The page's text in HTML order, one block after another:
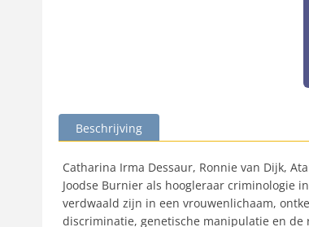
Beschrijving
Catharina Irma Dessaur, Ronnie van Dijk,
Joodse Burnier als hoogleraar criminologie
verdwaald zijn in een vrouwenlichaam,
discriminatie, genetische manipulatie en